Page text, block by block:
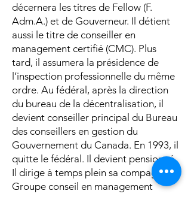
décernera les titres de Fellow (F.
Adm.A.) et de Gouverneur. Il détient
aussi le titre de conseiller en
management certifié (CMC). Plus
tard, il assumera la présidence de
l’inspection professionnelle du même
ordre. Au fédéral, après la direction
du bureau de la décentralisation, il
devient conseiller principal du Bureau
des conseillers en gestion du
Gouvernement du Canada. En 1993, il
quitte le fédéral. Il devient pensionné.
Il dirige à temps plein sa compagnie
Groupe conseil en management